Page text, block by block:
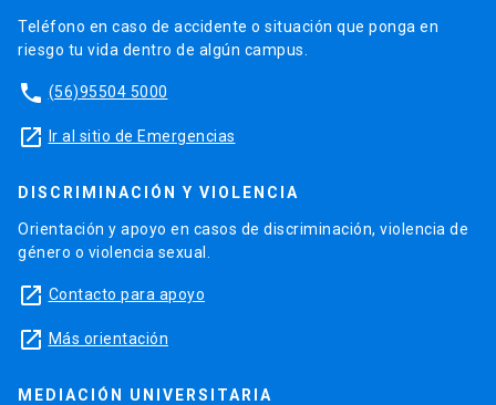
Teléfono en caso de accidente o situación que ponga en
riesgo tu vida dentro de algún campus.
phone (56)95504 5000
launch Ir al sitio de Emergencias
DISCRIMINACIÓN Y VIOLENCIA
Orientación y apoyo en casos de discriminación, violencia de
género o violencia sexual.
launch Contacto para apoyo
launch Más orientación
MEDIACIÓN UNIVERSITARIA